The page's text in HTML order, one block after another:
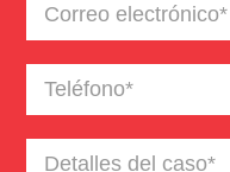
electrónico(Required)
Teléfono(Required)
Detalles